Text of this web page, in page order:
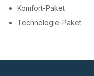
Komfort-Paket
Technologie-Paket